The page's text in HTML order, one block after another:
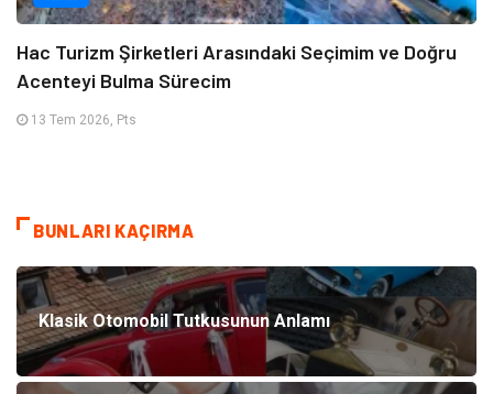
Hac Turizm Şirketleri Arasındaki Seçimim ve Doğru
Acenteyi Bulma Sürecim
13 Tem 2026, Pts
BUNLARI KAÇIRMA
Klasik Otomobil Tutkusunun Anlamı